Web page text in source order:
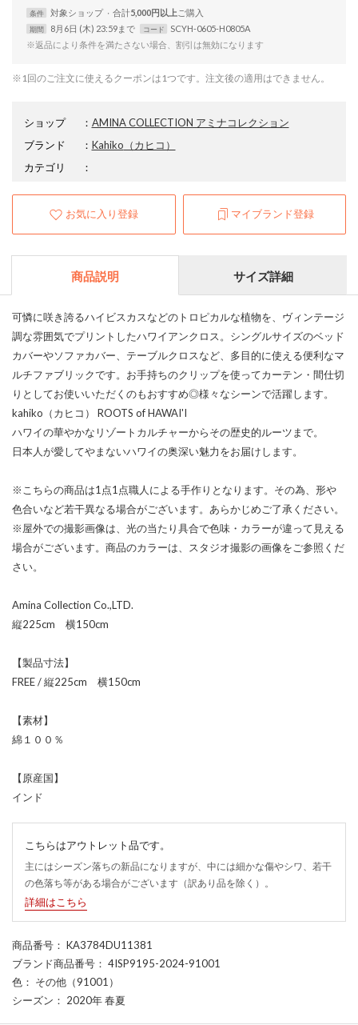
条件 対象ショップ 合計5,000円以上
期間 8月6日 (木) 23:59まで コード
SCYH-0605-H0805A
※返品により条件を満たさない場合、割引は無効になります
※1回のご注文に使えるクーポンは1つです。注文後の適用はできません。
ショップ ： AMINA COLLECTION アミナコレクション
ブランド
： Kahiko （カヒコ）
カテゴリ
：
お気に入り登録 マイブランド登録
商品説明 サイズ詳細
可憐に咲き誇るハイビスカスなどのトロピカルな植物を、ヴィンテージ
調な雰囲気でプリントしたハワイアンクロス。シングルサイズのベッド
カバーやソファカバー、テーブルクロスなど、多目的に使える便利なマ
ルチファブリックです。お手持ちのクリップを使ってカーテン・間仕切
りとしてお使いいただくのもおすすめ◎様々なシーンで活躍します。
kahiko（カヒコ） ROOTS of HAWAI'I
ハワイの華やかなリゾートカルチャーからその歴史的ルーツまで。
日本人が愛してやまないハワイの奥深い魅力をお届けします。
※こちらの商品は1点1点職人による手作りとなります。その為、形や
色合いなど若干異なる場合がございます。あらかじめご了承ください。
※屋外での撮影画像は、光の当たり具合で色味・カラーが違って見える
場合がございます。商品のカラーは、スタジオ撮影の画像をご参照くだ
さい。
Amina Collection Co.,LTD.
縦225cm 横150cm
【製品寸法】
FREE / 縦225cm 横150cm
【素材】
綿１００％
【原産国】
インド
こちらはアウトレット品です。
主にはシーズン落ちの新品になりますが、中には細かな傷やシワ、若干
の色落ち等がある場合がございます（訳あり品を除く）。
詳細はこちら
商品番号 ： KA3784DU11381
ブランド商品番号 ： 4ISP9195-2024-91001
色 ： その他（91001）
シーズン ： 2020年 春夏